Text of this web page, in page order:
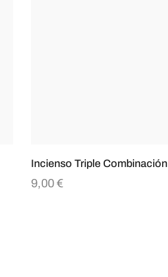
Incienso Triple Combinación
9,00€